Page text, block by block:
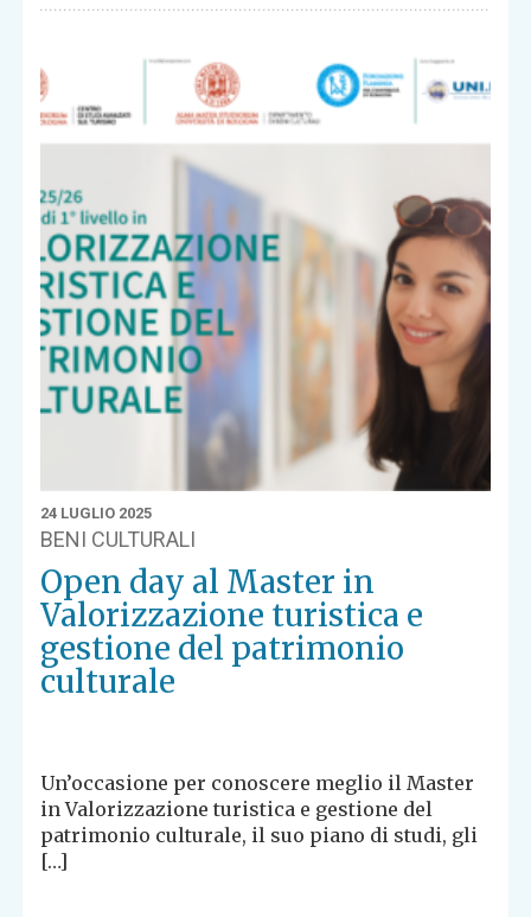
24 LUGLIO 2025
BENI CULTURALI
Open day al Master in
Valorizzazione turistica e
gestione del patrimonio
culturale
Un’occasione per conoscere meglio il Master
in Valorizzazione turistica e gestione del
patrimonio culturale, il suo piano di studi, gli
[…]